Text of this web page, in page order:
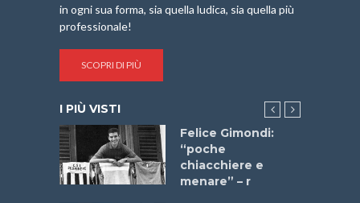
in ogni sua forma, sia quella ludica, sia quella più
professionale!
SCOPRI DI PIÙ
I PIÙ VISTI
Felice Gimondi:
“poche
chiacchiere e
menare” – r